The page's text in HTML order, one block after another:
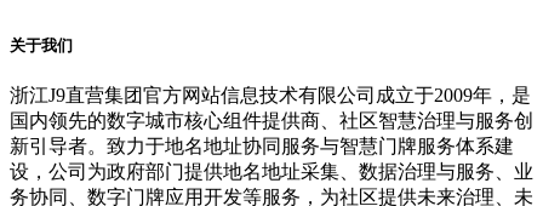
关于我们
浙江J9直营集团官方网站信息技术有限公司成立于2009年，是
国内领先的数字城市核心组件提供商、社区智慧治理与服务创
新引导者。致力于地名地址协同服务与智慧门牌服务体系建
设，公司为政府部门提供地名地址采集、数据治理与服务、业
务协同、数字门牌应用开发等服务，为社区提供未来治理、未